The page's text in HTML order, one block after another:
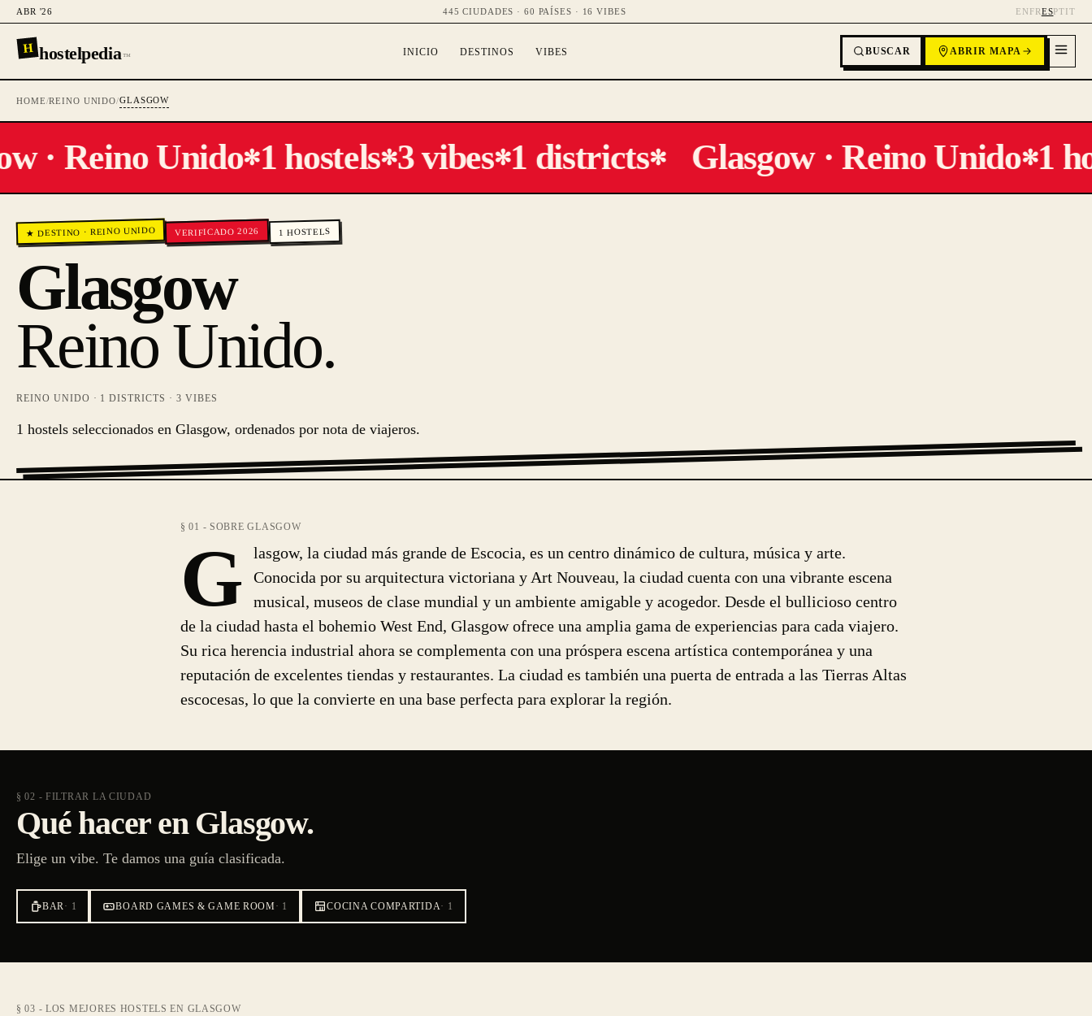
ABR '26 445 CIUDADES · 60 PAÍSES · 16 VIBES EN FRESPTIT
H hostelpedia™ INICIO DESTINOS VIBES BUSCAR ABRIR MAPA
HOME/REINO UNIDO/GLASGOW
· Reino Unido✻1 hostels✻3 vibes✻1 districts✻ Glasgow · Reino Unido✻1
★ DESTINO ·REINO UNIDO VERIFICADO 2026 1 HOSTELS
Glasgow
Reino Unido.
REINO UNIDO · 1 DISTRICTS · 3 VIBES
1 hostels seleccionados en Glasgow, ordenados por nota de viajeros.
§ 01 - SOBRE GLASGOW
G
lasgow, la ciudad más grande de Escocia, es un centro dinámico de cultura, música y arte.
Conocida por su arquitectura victoriana y Art Nouveau, la ciudad cuenta con una vibrante escena
musical, museos de clase mundial y un ambiente amigable y acogedor. Desde el bullicioso centro
de la ciudad hasta el bohemio West End, Glasgow ofrece una amplia gama de experiencias para cada viajero.
Su rica herencia industrial ahora se complementa con una próspera escena artística contemporánea y una
reputación de excelentes tiendas y restaurantes. La ciudad es también una puerta de entrada a las Tierras Altas
escocesas, lo que la convierte en una base perfecta para explorar la región.
§ 02 - FILTRAR LA CIUDAD
Qué hacer en Glasgow.
Elige un vibe. Te damos una guía clasificada.
BAR· 1 BOARD GAMES & GAME ROOM· 1 COCINA COMPARTIDA· 1
§ 03 - LOS MEJORES HOSTELS EN GLASGOW